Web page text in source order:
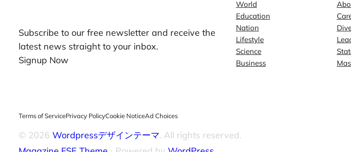
Subscribe to our free newsletter and receive the
latest news straight to your inbox.
Signup Now
World
Education
Nation
Lifestyle
Science
Business
Terms of ServicePrivacy PolicyCookie NoticeAd Choices
© 2026 Wordpressデザインテーマ. All rights reserved.